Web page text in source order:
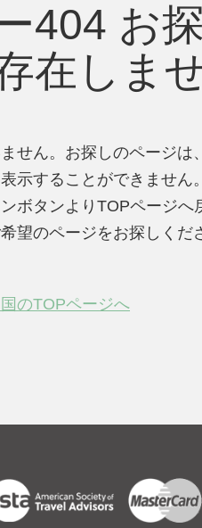
404 お
在しま
せん。お探しのページは
示することができません。
ボタンよりTOPページへ
望のページをお探しくだ
のTOPページへ